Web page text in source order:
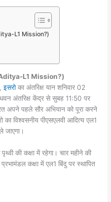
L1 Mission?)
Aditya-L1 Mission?)
इसरोका अंतरिक्ष यान शनिवार 02
अंतरिक्ष केंद्र से सुबह 11:50 पर
अपने पहले सौर अभियान को पूरा करने
विश्वसनीय पीएसएलवी आदित्य एल1
जाएगा।
की कक्षा में रहेगा। चार महीने की
कक्षा में एल1 बिंदु पर स्थापित